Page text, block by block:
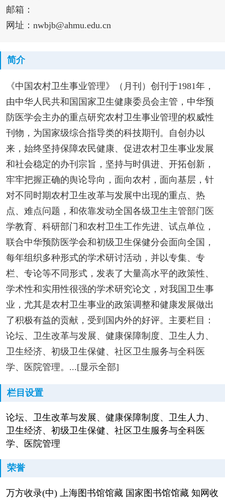
邮箱：
网址：nwbjb@ahmu.edu.cn
简介
《中国农村卫生事业管理》（月刊）创刊于1981年，
由中华人民共和国国家卫生健康委员会主管，中华预
防医学会主办的重点研究农村卫生事业管理的权威性
刊物，为国家级综合指导类的科技期刊。自创办以
来，始终坚持保障农民健康、促进农村卫生事业发展
和社会稳定的办刊宗旨，坚持与时俱进、开拓创新，
牢牢把握正确的舆论导向，面向农村，面向基层，针
对不同时期农村卫生改革与发展中出现的重点、热
点、难点问题，和依靠发动全国各级卫生主管部门医
学教育、科研部门和农村卫生工作先进、试点单位，
联合中华预防医学会和初级卫生保健分会面向全国，
每年组织多种形式的学术研讨活动，并以专集、专
栏、专论等不同形式，发表了大量高水平的政策性、
学术性和实用性很强的学术研究论文，对我国卫生事
业，尤其是农村卫生事业的政策调整和健康发展做出
了积极有益的贡献，受到国内外的好评。主要栏目：
论坛、卫生改革与发展、健康保障制度、卫生人力、
卫生经济、初级卫生保健、社区卫生服务与全科医
学、医院管理。...[显示全部]
栏目设置
论坛、卫生改革与发展、健康保障制度、卫生人力、
卫生经济、初级卫生保健、社区卫生服务与全科医
学、医院管理
荣誉
万方收录(中) 上海图书馆馆藏 国家图书馆馆藏 知网收